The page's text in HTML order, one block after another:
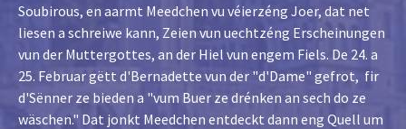
Soubirous, en aarmt Meedchen vu véierzéng Joer, dat net
liesen a schreiwe kann, Zeien vun uechtzéng Erscheinungen
vun der Muttergottes, an der Hiel vun engem Fiels. De 24. a
25. Februar gëtt d'Bernadette vun der "d'Dame" gefrot, fir
d'Sënner ze bieden a "vum Buer ze drénken an sech do ze
wäschen." Dat jonkt Meedchen entdeckt dann eng Quell um